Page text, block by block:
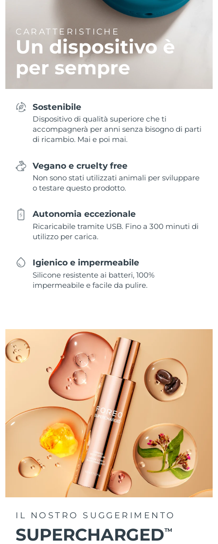
CARATTERISTICHE
Un dispositivo è
per sempre
Sostenibile
Dispositivo di qualità superiore che ti
accompagnerà per anni senza bisogno di parti
di ricambio. Mai e poi mai.
Vegano e cruelty free
Non sono stati utilizzati animali per sviluppare
o testare questo prodotto.
Autonomia eccezionale
Ricaricabile tramite USB. Fino a 300 minuti di
utilizzo per carica.
Igienico e impermeabile
Silicone resistente ai batteri, 100%
impermeabile e facile da pulire.
IL NOSTRO SUGGERIMENTO
SUPERCHARGEDTM